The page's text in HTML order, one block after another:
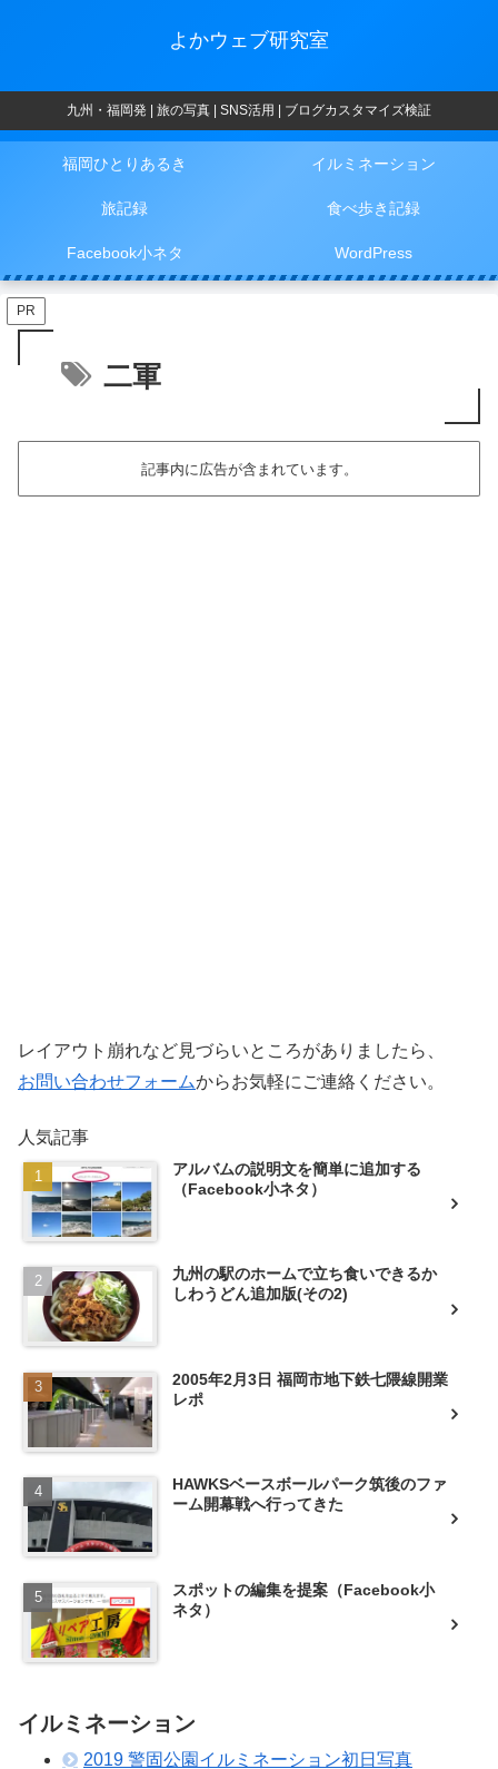
よかウェブ研究室
九州・福岡発 | 旅の写真 | SNS活用 | ブログカスタマイズ検証
福岡ひとりあるき イルミネーション
旅記録 食べ歩き記録
Facebook小ネタ WordPress
PR
二軍
記事内に広告が含まれています。
レイアウト崩れなど見づらいところがありましたら、
お問い合わせフォームからお気軽にご連絡ください。
人気記事
アルバムの説明文を簡単に追加する
（Facebook小ネタ）
九州の駅のホームで立ち食いできるか
しわうどん追加版(その2)
2005年2月3日 福岡市地下鉄七隈線開業
レポ
HAWKSベースボールパーク筑後のファ
ーム開幕戦へ行ってきた
スポットの編集を提案（Facebook小
ネタ）
イルミネーション
2019 警固公園イルミネーション初日写真